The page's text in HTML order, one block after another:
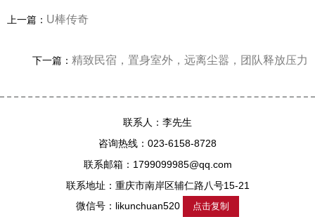
上一篇： U棒传奇
下一篇： 精致民宿，置身室外，远离尘嚣，团队释放压力
联系人：李先生
咨询热线：023-6158-8728
联系邮箱：1799099985@qq.com
联系地址：重庆市南岸区辅仁路八号15-21
微信号： likunchuan520 点击复制